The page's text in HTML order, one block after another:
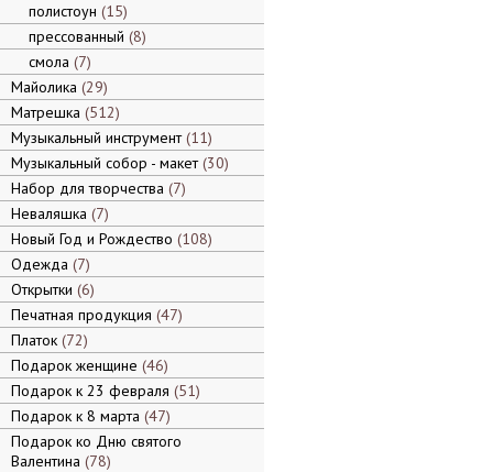
полистоун 15
прессованный 8
смола 7
Майолика 29
Матрешка 512
Музыкальный инструмент 11
Музыкальный собор - макет 30
Набор для творчества 7
Неваляшка 7
Новый Год и Рождество 108
Одежда 7
Открытки 6
Печатная продукция 47
Платок 72
Подарок женщине 46
Подарок к 23 февраля 51
Подарок к 8 марта 47
Подарок ко Дню святого
Валентина 78